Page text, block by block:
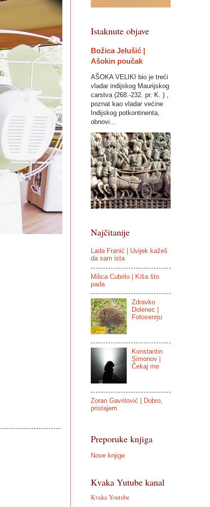
Istaknute objave
Božica Jelušić |
Ašokin poučak
AŠOKA VELIKI bio je treći
vladar indijskog Maurijskog
carstva (268.-232. pr. K. ) ,
poznat kao vladar većine
Indijskog potkontinenta,
obnovi...
Najčitanije
Lada Franić | Uvijek kažeš
da sam ista
Milica Cubrilo | Kiša što
pada
Zdravko
Dolenec |
Fotosenrju
Konstantin
Simonov |
Čekaj me
Zoran Gavrilović | Dobro,
pristajem
Preporuke knjiga
Nove knjige
Kvaka Yutube kanal
Kvaka Youtube